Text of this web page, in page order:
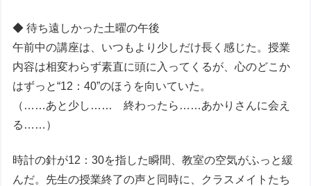
◆ 待ち遠しかった土曜の午後
午前中の講座は、いつもより少しだけ長く感じた。授業
内容は相変わらず素直に頭に入ってくるが、心のどこか
はずっと“12：40”のほうを向いていた。
（……あと少し…… 終わったら……あかりさんに会え
る……）
時計の針が12：30を指した瞬間、教室の空気がふっと緩
んだ。先生の授業終了の声と同時に、クラスメイトたち